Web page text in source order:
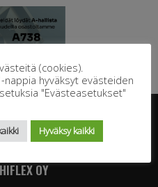
OY
(cookies).
-nappia hyväksyt evästeiden
"Evästeasetukset"
Hyväksy kaikki